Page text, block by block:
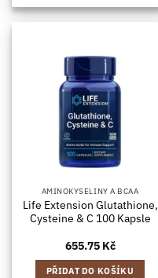
AMINOKYSELINY A BCAA
Life Extension Glutathione,
Cysteine & C 100 Kapsle
655.75 Kč
PŘIDAT DO KOŠÍKU